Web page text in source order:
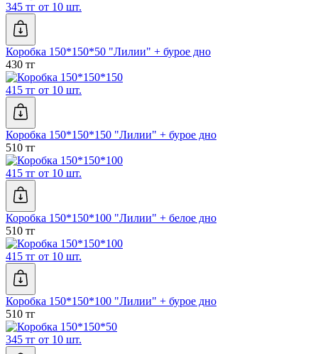
345 тг от 10 шт.
Коробка 150*150*50 "Лилии" + бурое дно
430 тг
415 тг от 10 шт.
Коробка 150*150*150 "Лилии" + бурое дно
510 тг
415 тг от 10 шт.
Коробка 150*150*100 "Лилии" + белое дно
510 тг
415 тг от 10 шт.
Коробка 150*150*100 "Лилии" + бурое дно
510 тг
345 тг от 10 шт.